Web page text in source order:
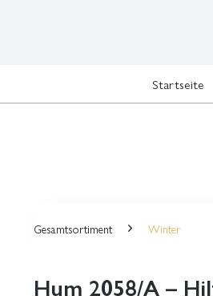
Startseite
Gesamtsortiment Winter
Hum 2058/A –